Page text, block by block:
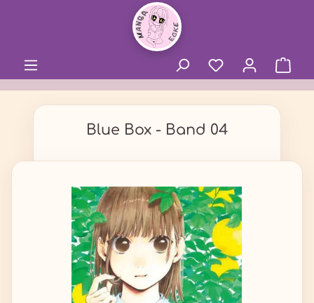
Blue Box - Band 04
Bildergalerie überspringen